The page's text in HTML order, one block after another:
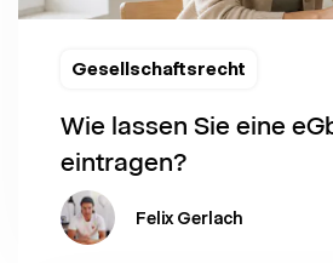
Gesellschaftsrecht
Wie lassen Sie eine
eintragen?
Felix Gerlach